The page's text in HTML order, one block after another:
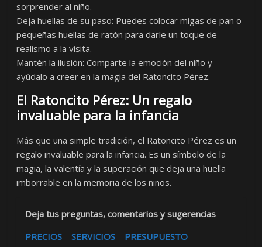
sorprender al niño.
Deja huellas de su paso: Puedes colocar migas de pan o
pequeñas huellas de ratón para darle un toque de
realismo a la visita.
Mantén la ilusión: Comparte la emoción del niño y
ayúdalo a creer en la magia del Ratoncito Pérez.
El Ratoncito Pérez: Un regalo
invaluable para la infancia
Más que una simple tradición, el Ratoncito Pérez es un
regalo invaluable para la infancia. Es un símbolo de la
magia, la valentía y la superación que deja una huella
imborrable en la memoria de los niños.
Deja tus preguntas, comentarios y sugerencias
PRECIOS
SERVICIOS PRESUPUESTO